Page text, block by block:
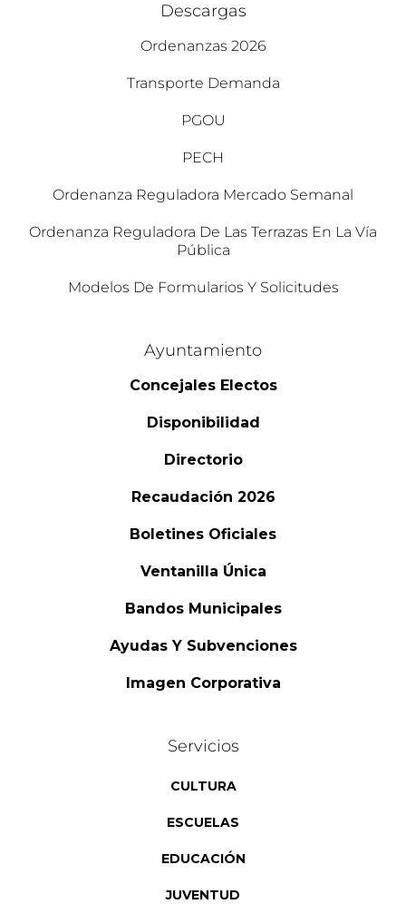
Descargas
Ordenanzas 2026
Transporte Demanda
PGOU
PECH
Ordenanza Reguladora Mercado Semanal
Ordenanza Reguladora De Las Terrazas En La Vía
Pública
Modelos De Formularios Y Solicitudes
Ayuntamiento
Concejales Electos
Disponibilidad
Directorio
Recaudación 2026
Boletines Oficiales
Ventanilla Única
Bandos Municipales
Ayudas Y Subvenciones
Imagen Corporativa
Servicios
CULTURA
ESCUELAS
EDUCACIÓN
JUVENTUD